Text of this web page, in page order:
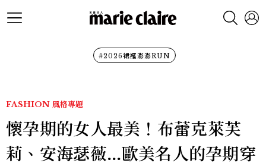
#2026裙襬澎澎RUN
FASHION 風格專題
懷孕期的女人最美！布蕾克萊芙
莉、安海瑟薇...歐美名人的孕期穿